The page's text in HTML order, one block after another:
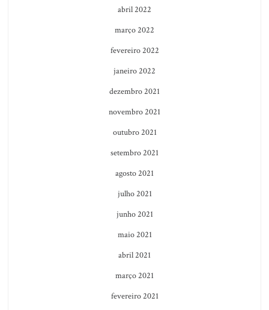
abril 2022
março 2022
fevereiro 2022
janeiro 2022
dezembro 2021
novembro 2021
outubro 2021
setembro 2021
agosto 2021
julho 2021
junho 2021
maio 2021
abril 2021
março 2021
fevereiro 2021